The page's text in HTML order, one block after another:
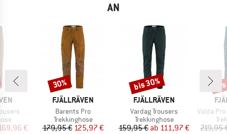
AN
Preis
€
MARKE
FJÄLLRÄVEN
Artikel
Barents Pro
Produktgruppe
Trekkinghose
Preis
179,95 €reduzierter Preis
125,97 €
Rabatt
30%
MARKE
FJÄLLRÄVEN
Artikel
Vardag Trousers
Produktgruppe
Trekkinghose
Preis
159,95 € reduzierter Preis
ab 111,97 €
Rabatt
bis 30%
Artikel
Vidda Pro
219,95